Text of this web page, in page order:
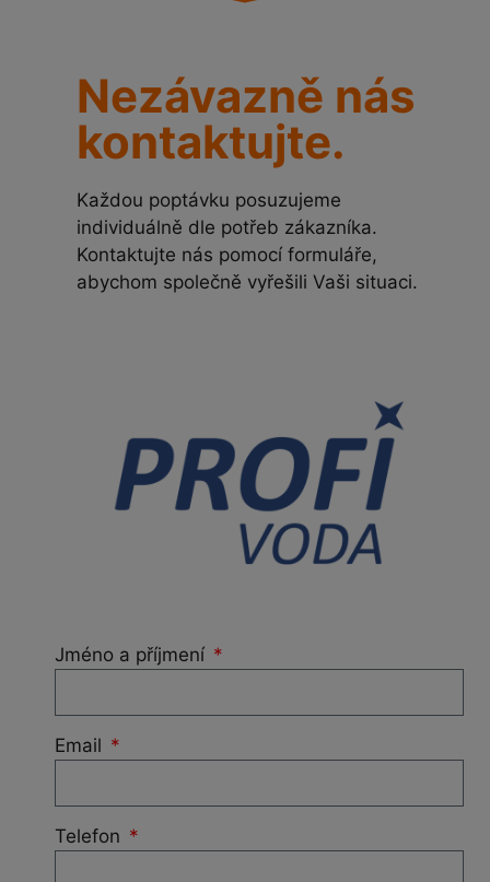
Nezávazně nás
kontaktujte.
Každou poptávku posuzujeme
individuálně dle potřeb zákazníka.
Kontaktujte nás pomocí formuláře,
abychom společně vyřešili Vaši situaci.
Jméno a příjmení
Email
Telefon